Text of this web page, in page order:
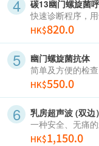
碳13幽门螺旋菌
快速诊断程序，
HK$820.0
幽门螺旋菌抗体
简单及方便的检
HK$550.0
乳房超声波 (双边）
一种安全、无痛
HK$1,150.0